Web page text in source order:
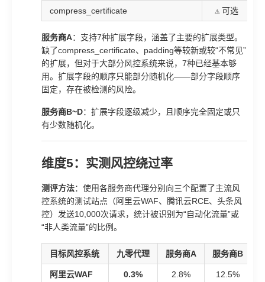
compress_certificate ⚠️ 可选
服务商A：支持7种扩展字段，涵盖了主要的扩展类型。
缺了compress_certificate、padding等较新或较“不常见”
的扩展，但对于大部分风控系统来说，7种已经基本够
用。扩展字段的顺序只能部分随机化——部分字段顺序
固定，存在被检测的风险。
服务商B~D：扩展字段逐级减少，且顺序完全固定或只
有少数随机化。
维度5：实测风控绕过率
测评方法：使用各服务商代理分别向三个配置了主流风
控系统的测试站点（阿里云WAF、腾讯云RCE、头条风
控）发送10,000次请求，统计被识别为“自动化流量”或
“非人类流量”的比例。
目标风控系统 九零代理 服务商A 服务商B
阿里云WAF 0.3% 2.8% 12.5%